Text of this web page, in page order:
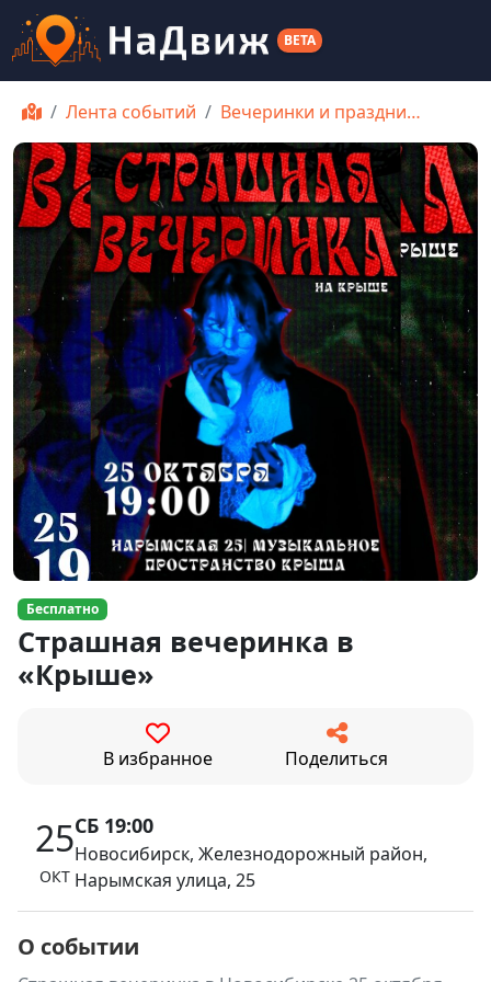
BETA
Лента событий Вечеринки и праздни…
Бесплатно
Страшная вечеринка в
«Крыше»
В избранное Поделиться
25
ОКТ
СБ 19:00
Новосибирск, Железнодорожный район,
Нарымская улица, 25
О событии